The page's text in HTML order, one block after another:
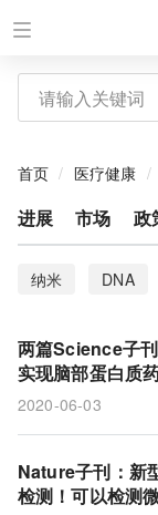
首页 医疗健康
进展 市场 政
纳米 DNA
新型造影剂
“诱饵”纳米颗粒
两篇Science子
实现脑部蛋白质
2020-06-03
Nature子刊：新
检测！可以检测